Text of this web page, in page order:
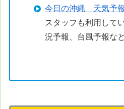
今日の沖縄 天気予報
スタッフも利用して
況予報、台風予報な